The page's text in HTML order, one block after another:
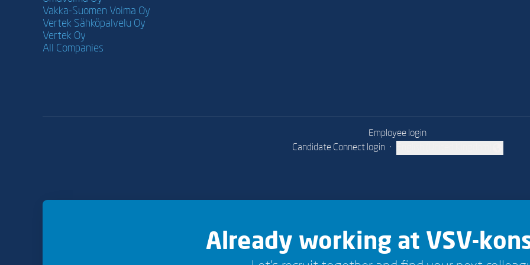
Vakka-Suomen Voima Oy
Vertek Sähköpalvelu Oy
Vertek Oy
All Companies
Employee login
Candidate Connect login ·
Change language
Already working at VSV-